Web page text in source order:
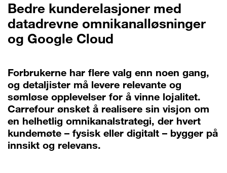
Bedre kunderelasjoner med
datadrevne omnikanalløsninger
og Google Cloud
Forbrukerne har flere valg enn noen gang,
og detaljister må levere relevante og
sømløse opplevelser for å vinne lojalitet.
Carrefour ønsket å realisere sin visjon om
en helhetlig omnikanalstrategi, der hvert
kundemøte – fysisk eller digitalt – bygger på
innsikt og relevans.